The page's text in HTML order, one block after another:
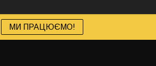
МИ ПРАЦЮЄМО!